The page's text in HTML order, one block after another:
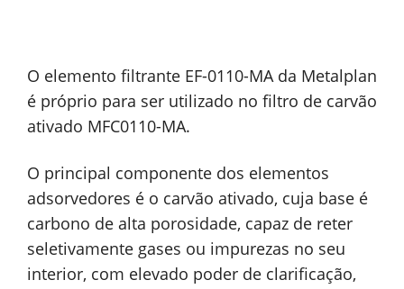
O elemento filtrante EF-0110-MA da Metalplan
é próprio para ser utilizado no filtro de carvão
ativado MFC0110-MA.
O principal componente dos elementos
adsorvedores é o carvão ativado, cuja base é
carbono de alta porosidade, capaz de reter
seletivamente gases ou impurezas no seu
interior, com elevado poder de clarificação,